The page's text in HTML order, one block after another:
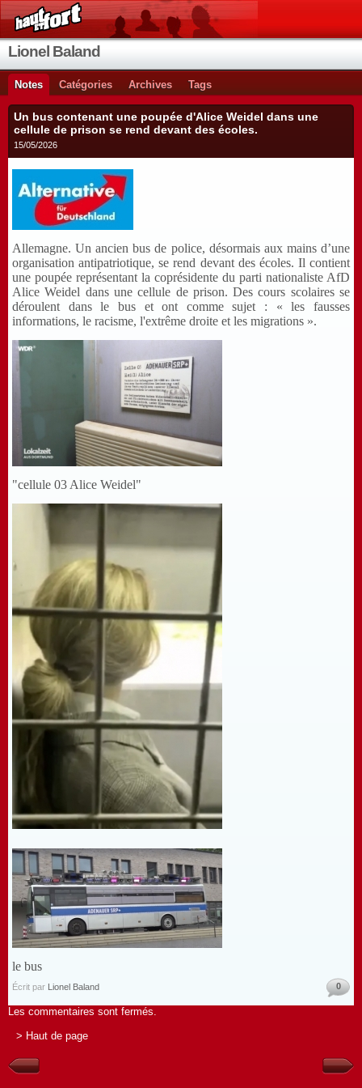
Lionel Baland
Notes Catégories Archives Tags
Un bus contenant une poupée d'Alice Weidel dans une
cellule de prison se rend devant des écoles.
15/05/2026
Allemagne. Un ancien bus de police, désormais aux mains d’une
organisation antipatriotique, se rend devant des écoles. Il contient
une poupée représentant la coprésidente du parti nationaliste AfD
Alice Weidel dans une cellule de prison. Des cours scolaires se
déroulent dans le bus et ont comme sujet : « les fausses
informations, le racisme, l'extrême droite et les migrations ».
"cellule 03 Alice Weidel"
le bus
Écrit par Lionel Baland 0
Les commentaires sont fermés.
> Haut de page